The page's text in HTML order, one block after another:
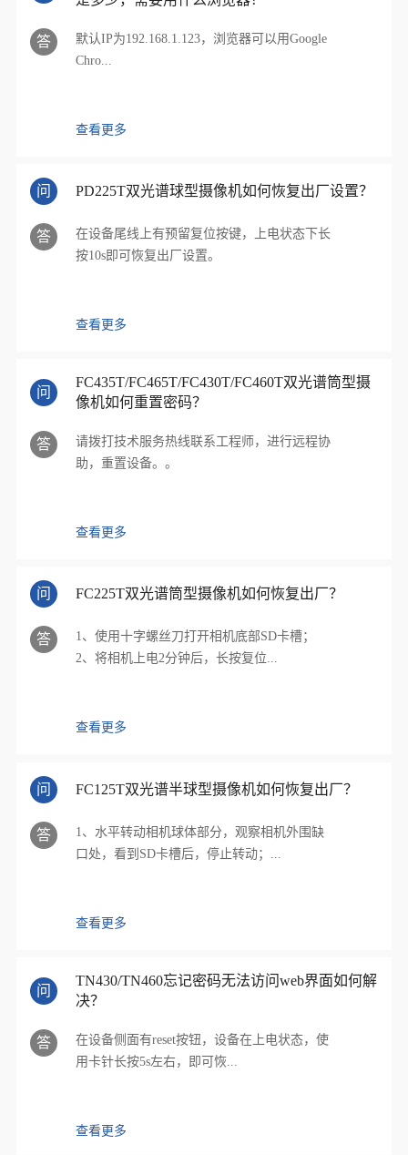
答
默认IP为192.168.1.123，浏览器可以用Google
Chro...
查看更多
问 PD225T双光谱球型摄像机如何恢复出厂设置？
答
在设备尾线上有预留复位按键，上电状态下长
按10s即可恢复出厂设置。
查看更多
问
FC435T/FC465T/FC430T/FC460T双光谱筒型摄
像机如何重置密码？
答
请拨打技术服务热线联系工程师，进行远程协
助，重置设备。。
查看更多
问 FC225T双光谱筒型摄像机如何恢复出厂？
答
1、使用十字螺丝刀打开相机底部SD卡槽；
2、将相机上电2分钟后，长按复位...
查看更多
问 FC125T双光谱半球型摄像机如何恢复出厂？
答
1、水平转动相机球体部分，观察相机外围缺
口处，看到SD卡槽后，停止转动；...
查看更多
问
TN430/TN460忘记密码无法访问web界面如何解
决？
答
在设备侧面有reset按钮，设备在上电状态，使
用卡针长按5s左右，即可恢...
查看更多